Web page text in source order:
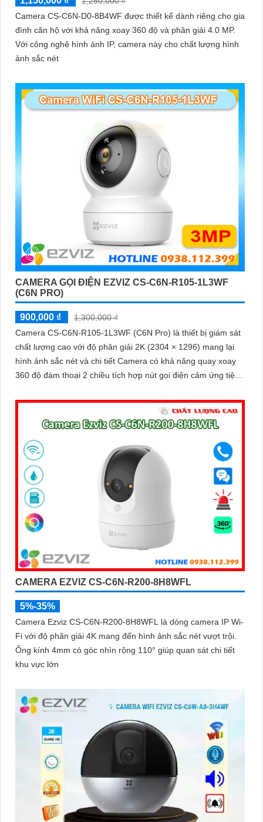
Camera CS-C6N-D0-8B4WF được thiết kế dành riêng cho gia
đình căn hộ với khả năng xoay 360 độ và phân giải 4.0 MP.
Với công nghệ hình ảnh IP, camera này cho chất lượng hình
ảnh sắc nét
CAMERA GỌI ĐIỆN EZVIZ CS-C6N-R105-1L3WF
(C6N PRO)
900,000 ₫
1,300,000 ₫
Camera CS-C6N-R105-1L3WF (C6N Pro) là thiết bị giám sát
chất lượng cao với độ phân giải 2K (2304 × 1296) mang lại
hình ảnh sắc nét và chi tiết Camera có khả năng quay xoay
360 độ đàm thoại 2 chiều tích hợp nút gọi điện cảm ứng tiện
được trang bị công nghệ phát hiện chuyển động thông minh
tăng cường an ninh cho không gian của bạn. Loại Camera
quan sát Wifi Không Dây CS-C6N-R105-1L3WF 3
CAMERA EZVIZ CS-C6N-R200-8H8WFL
5%-35%
Camera Ezviz CS-C6N-R200-8H8WFL là dòng camera IP Wi-
Fi với độ phân giải 4K mang đến hình ảnh sắc nét vượt trội.
Ống kính 4mm có góc nhìn rộng 110° giúp quan sát chi tiết
khu vực lớn